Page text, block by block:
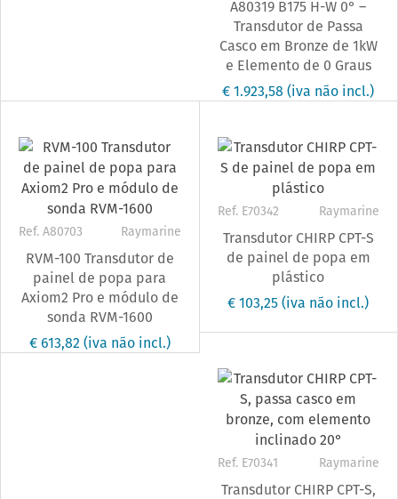
A80319 B175 H-W 0° –
Transdutor de Passa
Casco em Bronze de 1kW
e Elemento de 0 Graus
€ 1.923,58(iva não incl.)
Ref. A80703 Raymarine
RVM-100 Transdutor de
painel de popa para
Axiom2 Pro e módulo de
sonda RVM-1600
€ 613,82 (iva não incl.)
Ref. E70342 Raymarine
Transdutor CHIRP CPT-S
de painel de popa em
plástico
€ 103,25(iva não incl.)
Ref. E70341 Raymarine
Transdutor CHIRP CPT-S,